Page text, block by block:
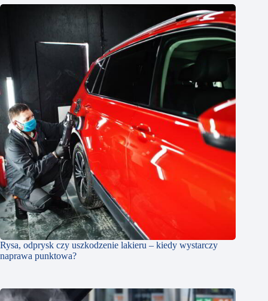
Rysa, odprysk czy uszkodzenie lakieru – kiedy wystarczy
naprawa punktowa?